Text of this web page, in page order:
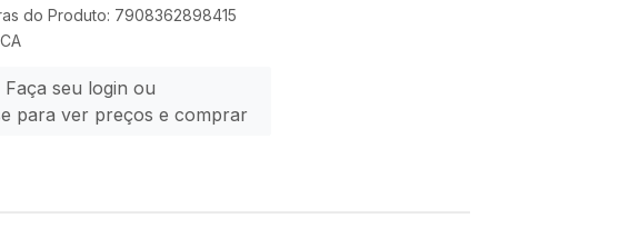
do Produto: 7908362898415
Faça seu login ou
para ver preços e comprar